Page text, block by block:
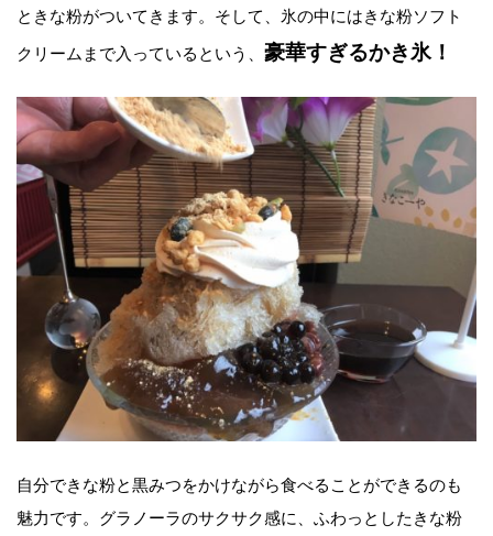
ときな粉がついてきます。そして、氷の中にはきな粉ソフト
クリームまで入っているという、 豪華すぎるかき氷！
自分できな粉と黒みつをかけながら食べることができるのも
魅力です。グラノーラのサクサク感に、ふわっとしたきな粉